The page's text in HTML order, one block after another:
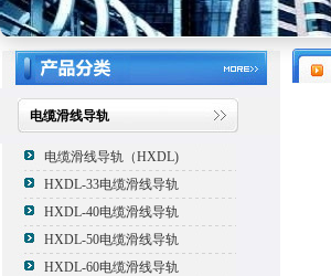
电缆滑线导轨
电缆滑线导轨（HXDL)
HXDL-33电缆滑线导轨
HXDL-40电缆滑线导轨
HXDL-50电缆滑线导轨
HXDL-60电缆滑线导轨